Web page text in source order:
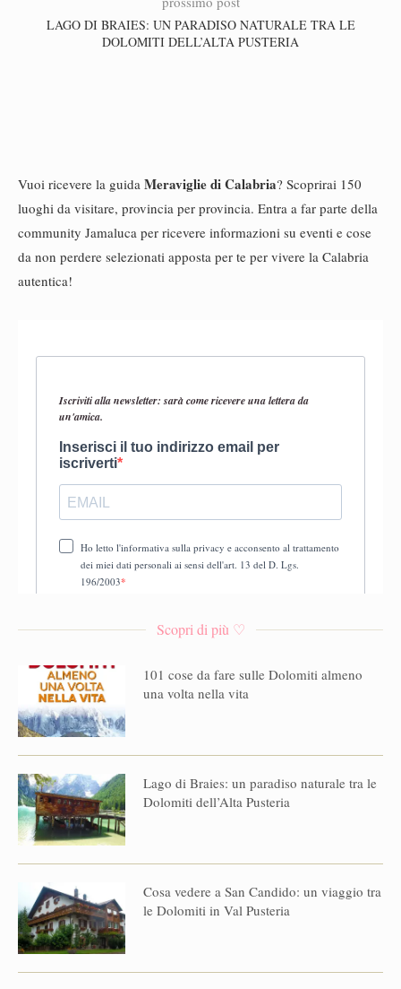
LAGO DI BRAIES: UN PARADISO NATURALE TRA LE
DOLOMITI DELL’ALTA PUSTERIA
Vuoi ricevere la guida Meraviglie di Calabria? Scoprirai 150
luoghi da visitare, provincia per provincia. Entra a far parte della
community Jamaluca per ricevere informazioni su eventi e cose
da non perdere selezionati apposta per te per vivere la Calabria
autentica!
Scopri di più ♡
101 cose da fare sulle Dolomiti almeno
una volta nella vita
Lago di Braies: un paradiso naturale tra le
Dolomiti dell’Alta Pusteria
Cosa vedere a San Candido: un viaggio tra
le Dolomiti in Val Pusteria